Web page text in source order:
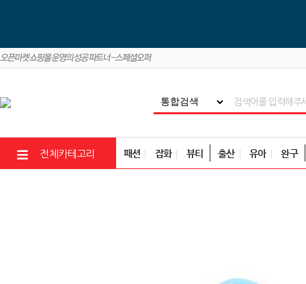
전체카테고리 패션 잡화 뷰티 출산 유아 완구